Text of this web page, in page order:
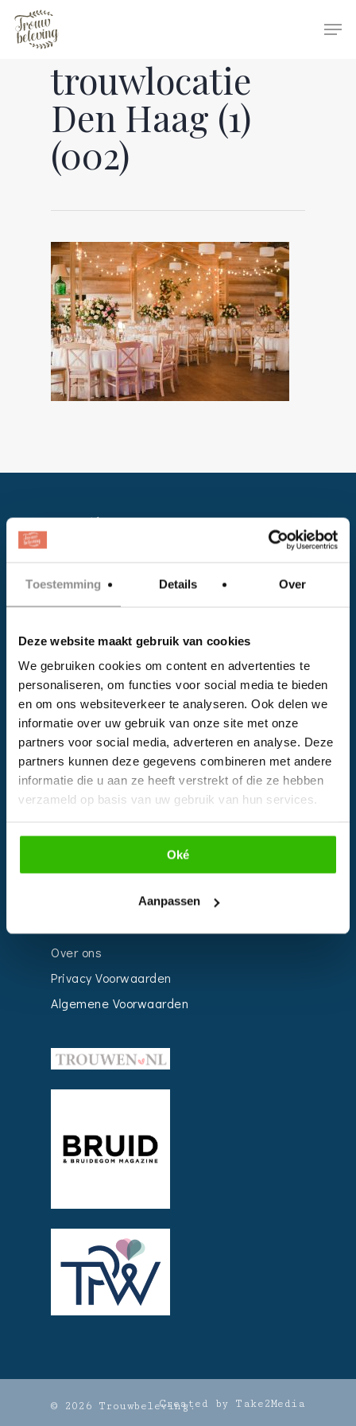
Toestemming Details Over
Deze website maakt gebruik van cookies
We gebruiken cookies om content en advertenties te
personaliseren, om functies voor social media te bieden
en om ons websiteverkeer te analyseren. Ook delen we
informatie over uw gebruik van onze site met onze
partners voor social media, adverteren en analyse. Deze
partners kunnen deze gegevens combineren met andere
informatie die u aan ze heeft verstrekt of die ze hebben
verzameld op basis van uw gebruik van hun services.
Oké
Aanpassen
Hit enter to search or ESC to close
trouwlocatie
Den Haag (1)
(002)
Instagram
EVENTS
Bedrijven
Impressie
Weddingplanner
Over ons
Privacy Voorwaarden
Algemene Voorwaarden
© 2026 Trouwbeleving.Created by Take2Media